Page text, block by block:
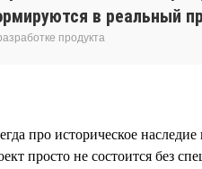
в реальный
продукта
про историческое
просто не состоится без